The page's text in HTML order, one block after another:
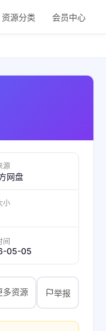
资源分类 会员中心
源
网盘
小
间
05-05
多资源 举报